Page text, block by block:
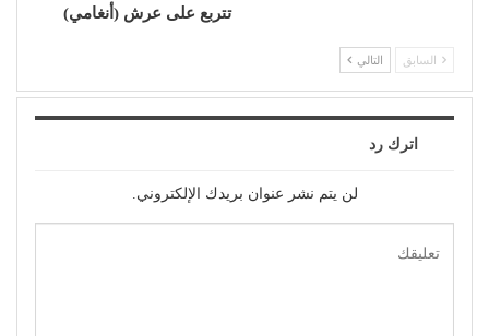
تتربع على عرش (أنغامي)
السابق التالي
اترك رد
لن يتم نشر عنوان بريدك الإلكتروني.